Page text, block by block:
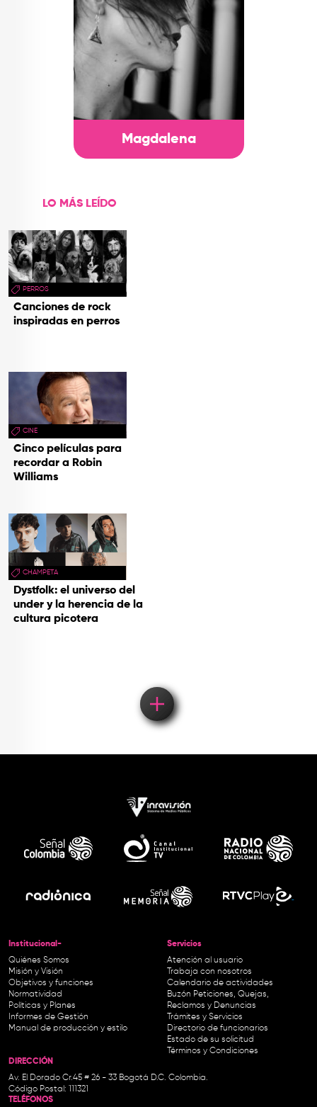
Magdalena
LO MÁS LEÍDO
PERROS
Canciones de rock
inspiradas en perros
CINE
Cinco películas para
recordar a Robin
Williams
CHAMPETA
Dystfolk: el universo del
under y la herencia de la
cultura picotera
Institucional-
Quiénes Somos
Misión y Visión
Objetivos y funciones
Normatividad
Políticas y Planes
Informes de Gestión
Manual de producción y estilo
Servicios
Atención al usuario
Trabaja con nosotros
Calendario de actividades
Buzón Peticiones, Quejas,
Reclamos y Denuncias
Trámites y Servicios
Directorio de funcionarios
Estado de su solicitud
Términos y Condiciones
DIRECCIÓN
Av. El Dorado Cr.45 # 26 - 33 Bogotá D.C. Colombia.
Código Postal: 111321
TELÉFONOS